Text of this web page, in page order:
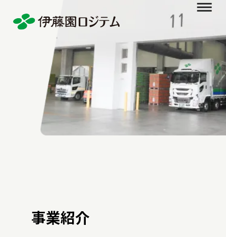
会社情報
メッセージ
事業所一覧
事業紹介
事業紹介